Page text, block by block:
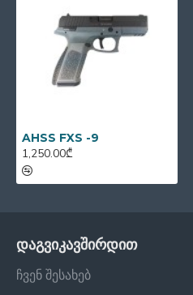
AHSS FXS -9
1,250.00₾
დაგვიკავშირდით
ჩვენ შესახებ